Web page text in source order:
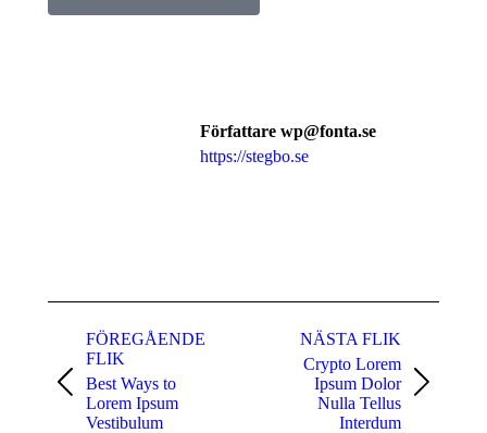
Författare wp@fonta.se
https://stegbo.se
FÖREGÅENDE
FLIK
Best Ways to
Lorem Ipsum
Vestibulum
NÄSTA FLIK
Crypto Lorem
Ipsum Dolor
Nulla Tellus
Interdum